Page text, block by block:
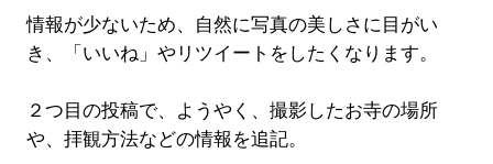
情報が少ないため、自然に写真の美しさに目がい
き、「いいね」やリツイートをしたくなります。
２つ目の投稿で、ようやく、撮影したお寺の場所
や、拝観方法などの情報を追記。